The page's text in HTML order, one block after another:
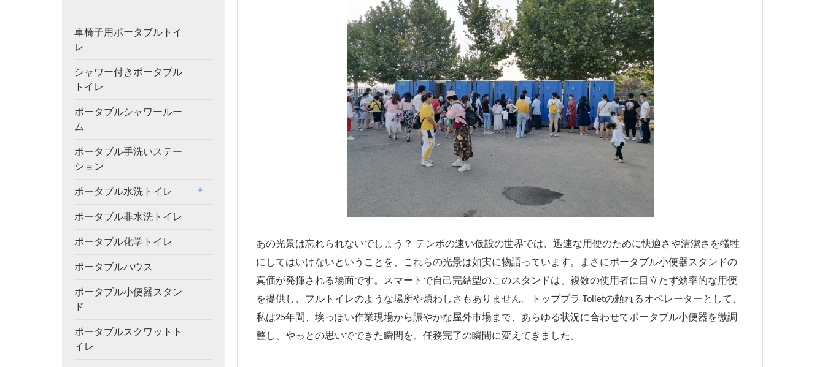
車椅子用ポータブルトイ
レ
シャワー付きポータブル
トイレ
ポータブルシャワールー
ム
ポータブル手洗いステー
ション
ポータブル水洗トイレ
ポータブル非水洗トイレ
ポータブル化学トイレ
ポータブルハウス
ポータブル小便器スタン
ド
ポータブルスクワットト
イレ
あの光景は忘れられないでしょう？ テンポの速い仮設の世界では、迅速な用便のために快適さや清潔さを犠牲
にしてはいけないということを、これらの光景は如実に物語っています。まさにポータブル小便器スタンドの
真価が発揮される場面です。スマートで自己完結型のこのスタンドは、複数の使用者に目立たず効率的な用便
を提供し、フルトイレのような場所や煩わしさもありません。トッププラ Toiletの頼れるオペレーターとして、
私は25年間、埃っぽい作業現場から賑やかな屋外市場まで、あらゆる状況に合わせてポータブル小便器を微調
整し、やっとの思いでできた瞬間を、任務完了の瞬間に変えてきました。